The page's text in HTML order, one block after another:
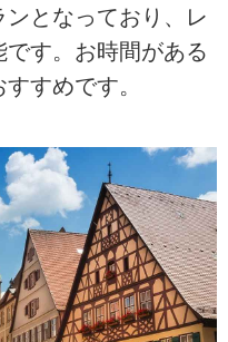
となっており、レ
す。お時間がある
すめです。